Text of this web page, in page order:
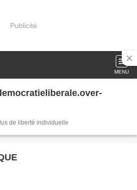
Publicité
MENU
de liberté individuelle